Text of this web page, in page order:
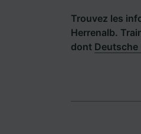
Trouvez les
Herrenalb.
dont Deutsche